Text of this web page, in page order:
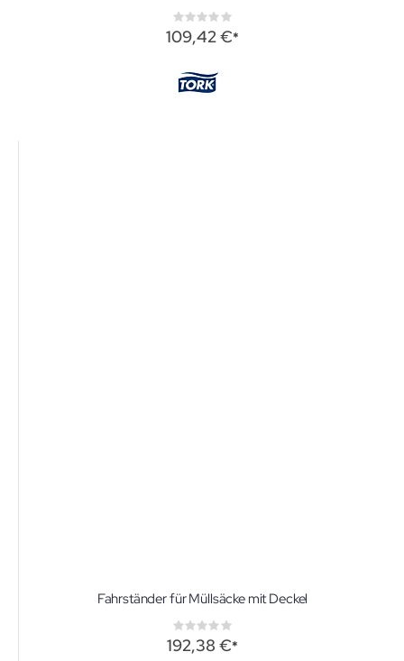
Rating:
0%
109,42 €
Fahrständer für Müllsäcke mit Deckel
Rating:
0%
192,38 €